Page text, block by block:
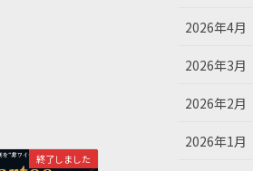
終了しました
2026年4月
2026年3月
2026年2月
2026年1月